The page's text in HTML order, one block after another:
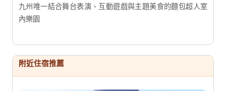
九州唯一結合舞台表演、互動遊戲與主題美食的麵包超人室
內樂園
附近住宿推薦